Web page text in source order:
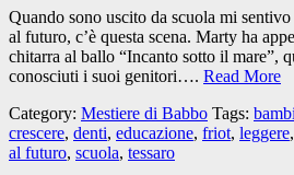
Quando sono uscito da scuola mi
al futuro, c’è questa scena. Marty ha
chitarra al ballo “Incanto sotto il mare”,
conosciuti i suoi genitori…. Read More
Category: Mestiere di Babbo Tags:
crescere, denti, educazione, friot, leggere,
al futuro, scuola, tessaro